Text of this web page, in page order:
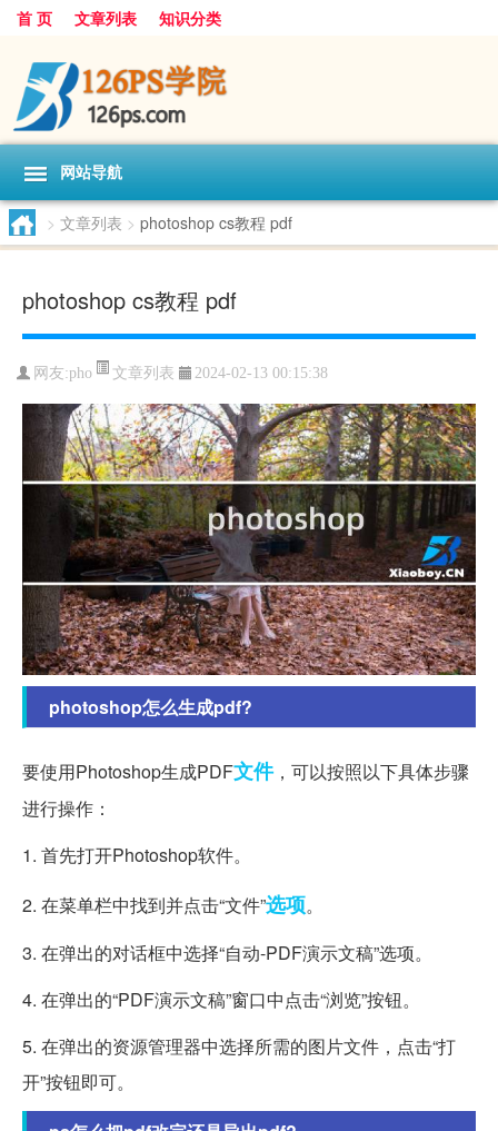
首 页 文章列表 知识分类
网站导航
> 文章列表 > photoshop cs教程 pdf
photoshop cs教程 pdf
网友:pho 文章列表 2024-02-13 00:15:38
photoshop怎么生成pdf?
要使用Photoshop生成PDF文件，可以按照以下具体步骤
进行操作：
1. 首先打开Photoshop软件。
2. 在菜单栏中找到并点击“文件”选项。
3. 在弹出的对话框中选择“自动-PDF演示文稿”选项。
4. 在弹出的“PDF演示文稿”窗口中点击“浏览”按钮。
5. 在弹出的资源管理器中选择所需的图片文件，点击“打
开”按钮即可。